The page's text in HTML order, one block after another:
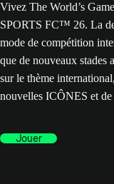
Vivez The World’s
SPORTS FC™ 26. La
mode de compétition
que de nouveaux stades
sur le thème
nouvelles ICÔNES et
Jouer